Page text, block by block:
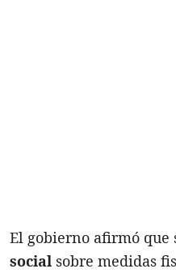
El gobierno afirmó que
social sobre medidas